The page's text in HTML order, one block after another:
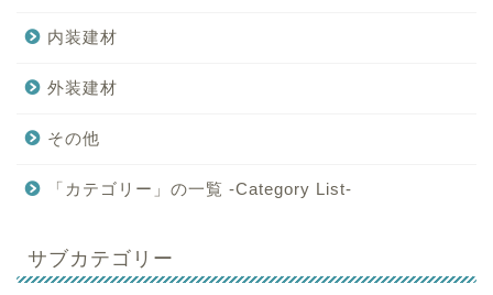
内装建材
外装建材
その他
「カテゴリー」の一覧 -Category List-
サブカテゴリー